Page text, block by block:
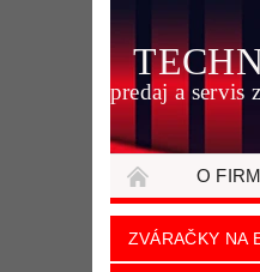
predaj a servis
O
ZVÁRAČKY NA